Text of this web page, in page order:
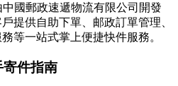
國郵政速遞物流有限公司開發
提供自助下單、邮政訂單管理、
等一站式掌上便捷快件服務。
件指南